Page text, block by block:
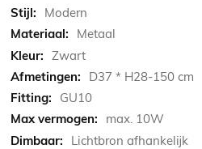
Modern
Metaal
Zwart
D37 * H28-150 cm
GU10
max. 10W
Lichtbron afhankelijk